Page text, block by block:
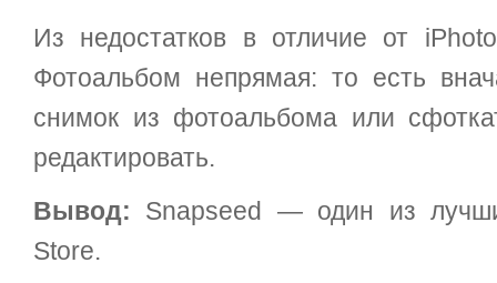
Из недостатков в отличие от
Фотоальбом непрямая: то есть
снимок из фотоальбома или
редактировать.
Вывод: Snapseed — один из
Store.